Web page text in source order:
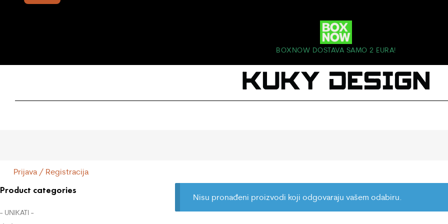
BOXNOW DOSTAVA SAMO 2 EURA!
Prijava / Registracija
Nisu pronađeni proizvodi koji odgovaraju vašem odabiru.
Product categories
- UNIKATI -